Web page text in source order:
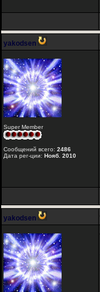
yakodsen
Super Member
Сообщений всего: 2486
Дата рег-ции: Нояб. 2010
yakodsen